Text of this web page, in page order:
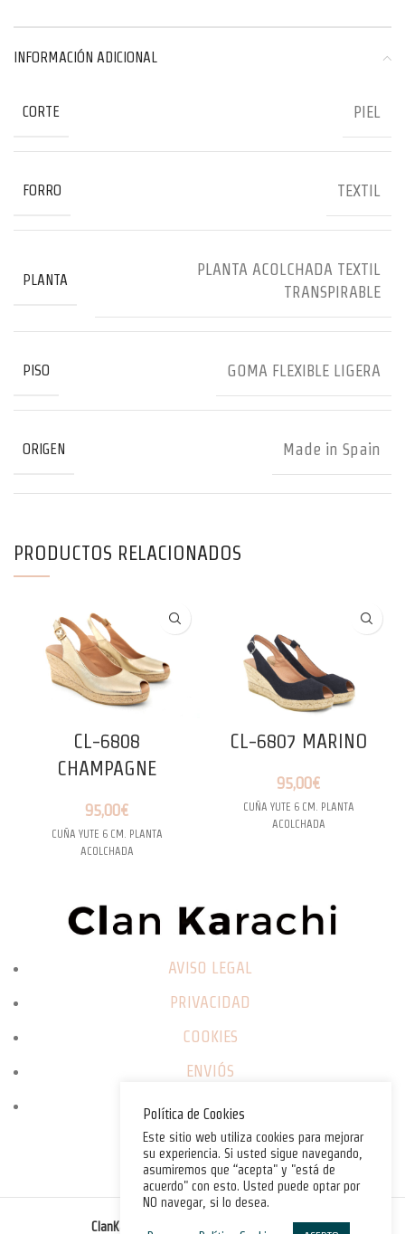
INFORMACIÓN ADICIONAL
CORTE PIEL
FORRO TEXTIL
PLANTA
PLANTA ACOLCHADA TEXTIL
TRANSPIRABLE
PISO GOMA FLEXIBLE LIGERA
ORIGEN Made in Spain
PRODUCTOS RELACIONADOS
CL-6808
CHAMPAGNE
95,00€
CUÑA YUTE 6 CM. PLANTA
ACOLCHADA
CL-6807 MARINO
95,00€
CUÑA YUTE 6 CM. PLANTA
ACOLCHADA
AVISO LEGAL
PRIVACIDAD
COOKIES
ENVIÓS
CAMBIOS / DEVOLUCIONES
ClanKarachi.com . All rights reserved.©
Política de Cookies
Este sitio web utiliza cookies para mejorar
su experiencia. Si usted sigue navegando,
asumiremos que “acepta" y "está de
acuerdo" con esto. Usted puede optar por
NO navegar, si lo desea.